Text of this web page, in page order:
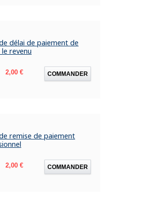
délai de paiement de
revenu
Prix
2,00 € COMMANDER
remise de paiement
Prix
2,00 € COMMANDER